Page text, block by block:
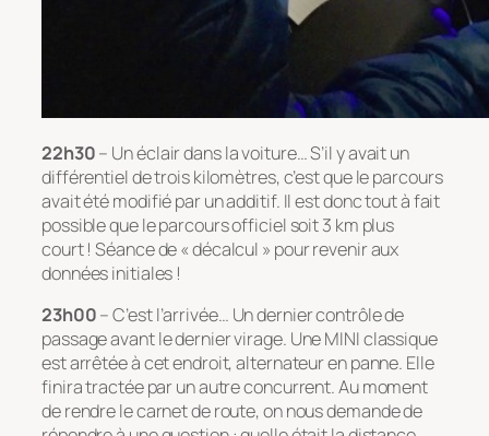
22h30– Un éclair dans la voiture… S’il y avait un
différentiel de trois kilomètres, c’est que le parcours
avait été modifié par un additif. Il est donc tout à fait
possible que le parcours officiel soit 3 km plus
court ! Séance de « décalcul » pour revenir aux
données initiales !
23h00– C’est l’arrivée… Un dernier contrôle de
passage avant le dernier virage. Une MINI classique
est arrêtée à cet endroit, alternateur en panne. Elle
finira tractée par un autre concurrent. Au moment
de rendre le carnet de route, on nous demande de